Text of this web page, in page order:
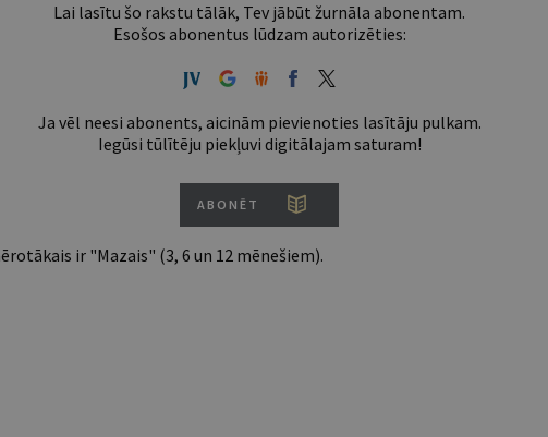
Lai lasītu šo rakstu tālāk, Tev jābūt žurnāla abonentam.
Esošos abonentus lūdzam autorizēties:
Ja vēl neesi abonents, aicinām pievienoties lasītāju pulkam.
Iegūsi tūlītēju piekļuvi digitālajam saturam!
ABONĒT
ir "Mazais" (3, 6 un 12 mēnešiem).